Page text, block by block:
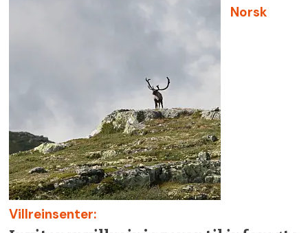
Norsk
Villreinsenter: